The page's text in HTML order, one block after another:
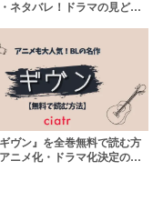
ネタバレ！ドラマの見どこ
ヴン』を全巻無料で読む方
ニメ化・ドラマ化決定のBL